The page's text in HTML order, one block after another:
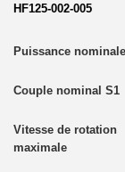
HF125-002-005